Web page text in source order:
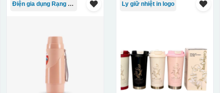
Bước 3: Xếp sản phẩm sau khi dán vào lò nung và
nung ở nhiệt độ 700-800 độ C
Deacl có 1 nền màu
vàng, khi in ở nhiệt cao, nền đó sẽ cháy và biến mất để
lại mực in logo dính chết lên gốm sứ [gallery link="file"
Điện gia dụng Rạng Đông Ly giữ nhiệt in logo